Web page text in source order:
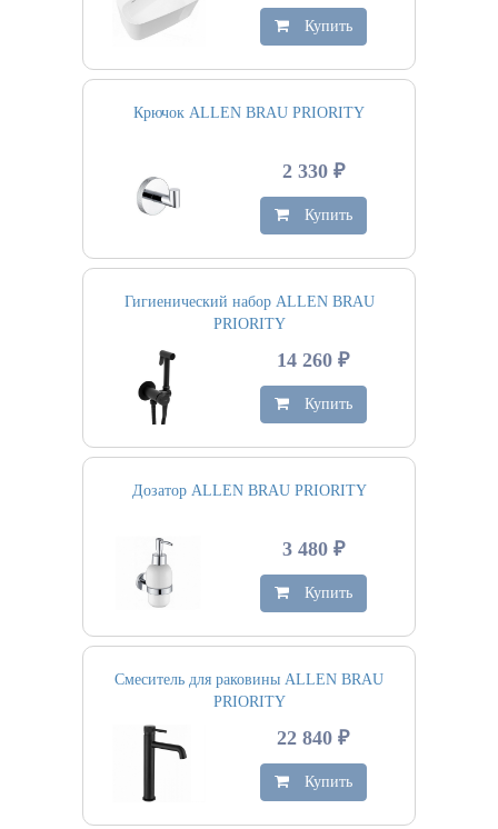
Купить
Крючок ALLEN BRAU PRIORITY
2 330 ₽
Купить
Гигиенический набор ALLEN BRAU
PRIORITY
14 260 ₽
Купить
Дозатор ALLEN BRAU PRIORITY
3 480 ₽
Купить
Смеситель для раковины ALLEN BRAU
PRIORITY
22 840 ₽
Купить